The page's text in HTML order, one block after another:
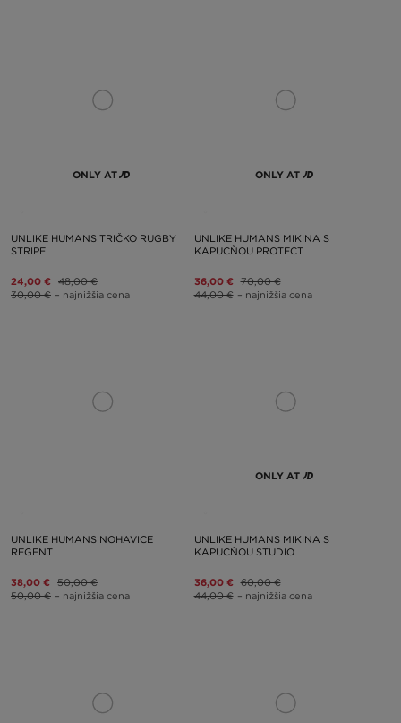
ONLY AT
UNLIKE HUMANS TRIČKO RUGBY
STRIPE
24,00 € 48,00 €
30,00 € – najnižšia cena
ONLY AT
UNLIKE HUMANS MIKINA S
KAPUCŇOU PROTECT
36,00 € 70,00 €
44,00 € – najnižšia cena
UNLIKE HUMANS NOHAVICE
REGENT
38,00 € 50,00 €
50,00 € – najnižšia cena
ONLY AT
UNLIKE HUMANS MIKINA S
KAPUCŇOU STUDIO
36,00 € 60,00 €
44,00 € – najnižšia cena